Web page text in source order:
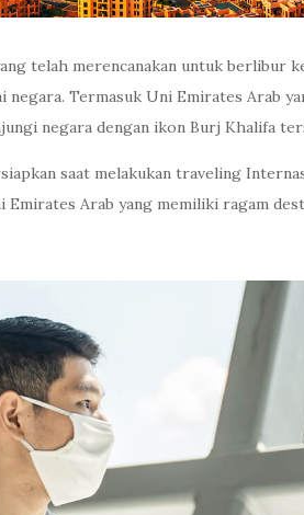
telah merencanakan untuk berlibur
Termasuk Uni Emirates Arab
negara dengan ikon Burj Khalifa
saat melakukan traveling
Arab yang memiliki ragam